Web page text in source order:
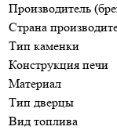
Производитель
Страна
Тип каменки
Конструкция печи
Материал
Тип дверцы
Вид топлива